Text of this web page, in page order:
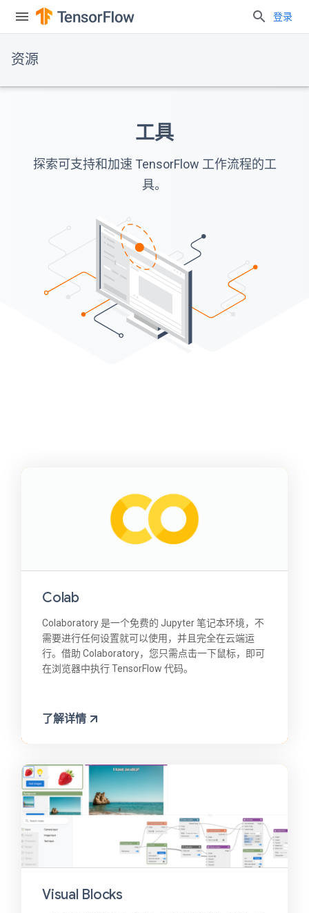
登录
资源
工具
探索可支持和加速 TensorFlow 工作流程的工
具。
Colab
Colaboratory 是一个免费的 Jupyter 笔记本环境，不
需要进行任何设置就可以使用，并且完全在云端运
行。借助 Colaboratory，您只需点击一下鼠标，即可
在浏览器中执行 TensorFlow 代码。
了解详情
Visual Blocks